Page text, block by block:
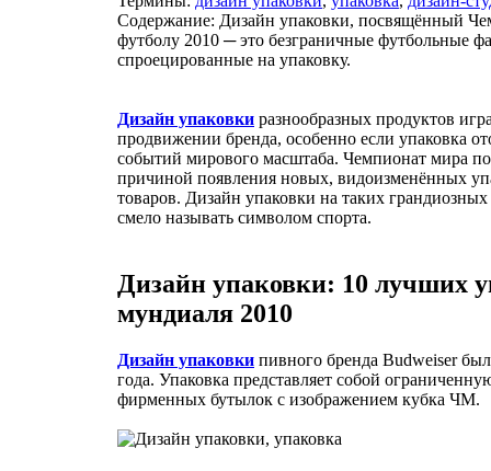
Содержание: Дизайн упаковки, посвящённый
футболу 2010 ─ это безграничные футбольные
спроецированные на упаковку.
Дизайн упаковки разнообразных продуктов
продвижении бренда, особенно если упаковка
событий мирового масштаба. Чемпионат мира
причиной появления новых, видоизменённых
товаров. Дизайн упаковки на таких
смело называть символом спорта.
Дизайн упаковки: 10 лучших
мундиаля 2010
Дизайн упаковки пивного бренда Budweiser
года. Упаковка представляет собой
фирменных бутылок с изображением кубка ЧМ.